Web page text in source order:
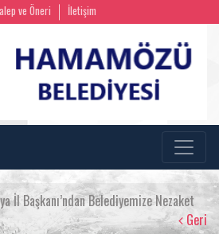
ve Öneri İletişim
İl Başkanı’ndan Belediyemize Nezaket
Geri